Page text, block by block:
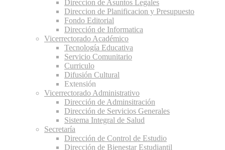
Direccion de Asuntos Legales
Direccion de Planificacion y Presupuesto
Fondo Editorial
Dirección de Informatica
Vicerrectorado Académico
Tecnología Educativa
Servicio Comunitario
Curriculo
Difusión Cultural
Extensión
Vicerrectorado Administrativo
Dirección de Adminsitración
Dirección de Servicios Generales
Sistema Integral de Salud
Secretaría
Dirección de Control de Estudio
Dirección de Bienestar Estudiantil